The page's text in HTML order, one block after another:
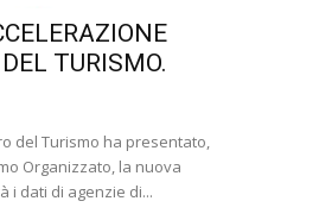
TURISMO.
del Turismo ha presentato,
Organizzato, la nuova
i dati di agenzie di...